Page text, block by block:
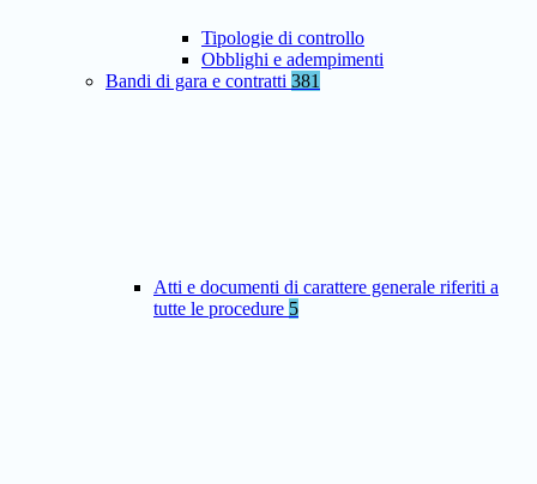
Tipologie di controllo
Obblighi e adempimenti
Bandi di gara e contratti 381
Atti e documenti di carattere generale riferiti a
tutte le procedure 5